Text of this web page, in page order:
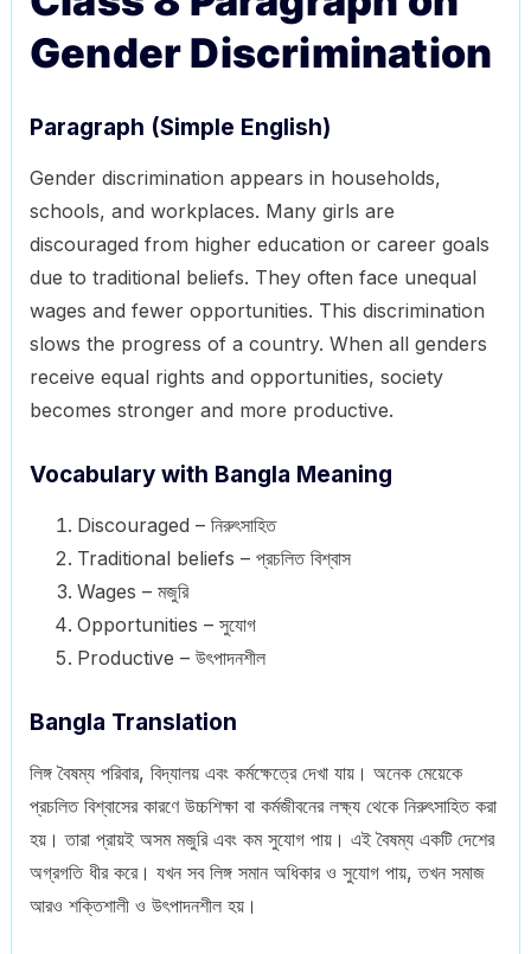
Gender Discrimination
Paragraph (Simple English)
Gender discrimination appears in households,
schools, and workplaces. Many girls are
discouraged from higher education or career goals
due to traditional beliefs. They often face unequal
wages and fewer opportunities. This discrimination
slows the progress of a country. When all genders
receive equal rights and opportunities, society
becomes stronger and more productive.
Vocabulary with Bangla Meaning
Discouraged – নিরুৎসাহিত
Traditional beliefs – প্রচলিত বিশ্বাস
Wages – মজুরি
Opportunities – সুযোগ
Productive – উৎপাদনশীল
Bangla Translation
লিঙ্গ বৈষম্য পরিবার, বিদ্যালয় এবং কর্মক্ষেত্রে দেখা যায়। অনেক মেয়েকে
প্রচলিত বিশ্বাসের কারণে উচ্চশিক্ষা বা কর্মজীবনের লক্ষ্য থেকে নিরুৎসাহিত করা
হয়। তারা প্রায়ই অসম মজুরি এবং কম সুযোগ পায়। এই বৈষম্য একটি দেশের
অগ্রগতি ধীর করে। যখন সব লিঙ্গ সমান অধিকার ও সুযোগ পায়, তখন সমাজ
আরও শক্তিশালী ও উৎপাদনশীল হয়।